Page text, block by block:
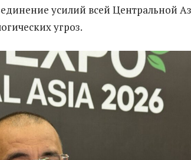
усилий всей Центральной
угроз.